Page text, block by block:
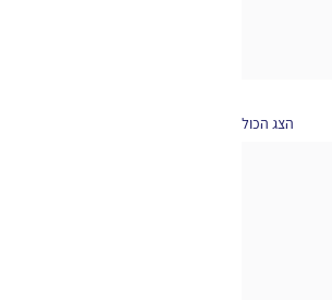
הצג הכול